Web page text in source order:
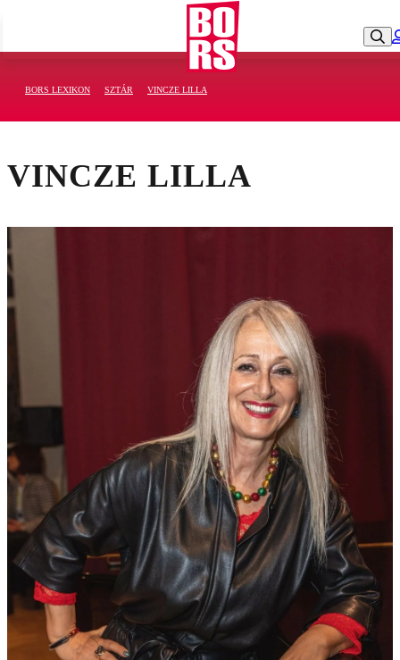
BORS LEXIKON SZTÁR VINCZE LILLA
VINCZE LILLA